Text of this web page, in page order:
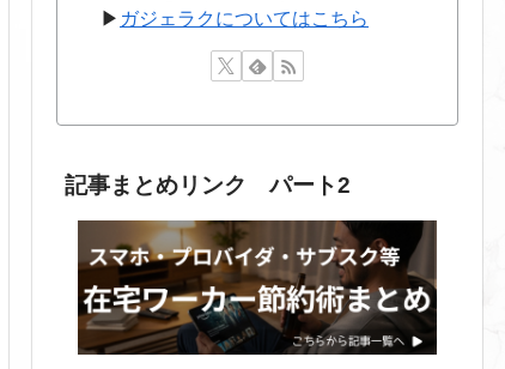
▶ ガジェラクについてはこちら
記事まとめリンク パート2